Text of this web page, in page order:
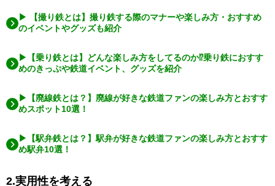
▶ 【撮り鉄とは】撮り鉄する際のマナーや楽しみ方・おすすめ
のイベントやグッズも紹介
▶【乗り鉄とは】どんな楽しみ方をしてるのか⁉乗り鉄におすす
めのきっぷや鉄道イベント、グッズを紹介
▶【廃線鉄とは？】廃線が好きな鉄道ファンの楽しみ方とおすす
めスポット10選！
▶【駅弁鉄とは？】駅弁が好きな鉄道ファンの楽しみ方とおすす
め駅弁10選！
2.実用性を考える